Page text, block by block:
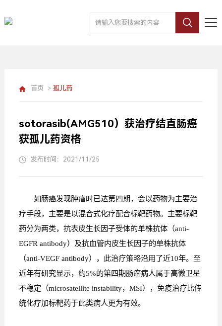
首页 > 孤儿药
sotorasib(AMG510）获治疗结直肠癌
获孤儿药资格
发布时间：2021/11/25
如肠癌发现肿瘤时已达第四期，会以药物为主要治
疗手段，主要是以混合式化疗配合标靶药物。主要标靶
药分为两类，抗表皮生长因子受体的单株抗体（anti-
EGFR antibody）及抗血管内皮生长因子的单株抗体
（anti-VEGF antibody），此治疗策略沿用了近10年。至
近年有研究显示，约5%的第四期肠癌病人属于高微卫星
不稳定（microsatellite instability，MSI），免疫治疗比传
统化疗加标靶药于此类病人更为有效。